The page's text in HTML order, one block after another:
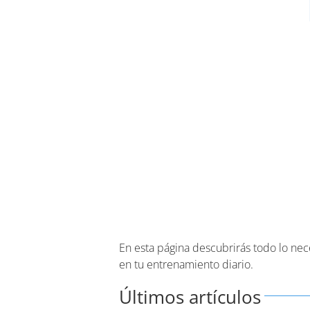
En esta página descubrirás todo lo
en tu entrenamiento diario.
Últimos artículos